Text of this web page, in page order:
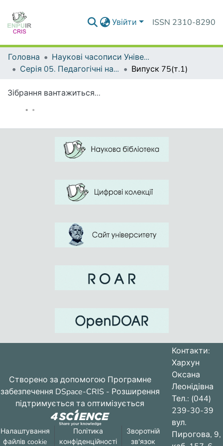
Увійти ISSN 2310-8290
Головна
Наукові часописи Університету
Серія 05. Педагогічні науки: реалії та перспективи
Випуск 75(т.1)
Зібрання вантажиться...
Створено за допомогою Програмне
забезпечення DSpace-CRIS - Розширення
підтримується та оптимізується
Налаштування
файлів cookie
Політика
конфіденційності
Зворотній
зв'язок
Контакти:
Хархун
Оксана
Леонідівна
Тел.: (044)
239-30-39
вул.
Пирогова, 9,